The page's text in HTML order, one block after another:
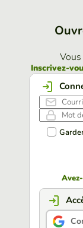
Vous
Inscrivez-